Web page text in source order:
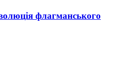
флагманського